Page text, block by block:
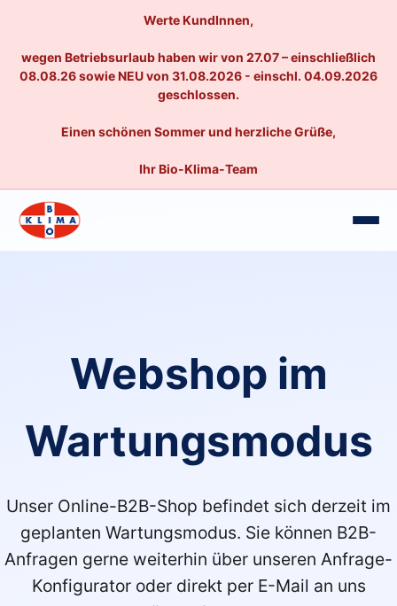
Werte KundInnen,
wegen Betriebsurlaub haben wir von 27.07 – einschließlich
08.08.26 sowie NEU von 31.08.2026 - einschl. 04.09.2026
geschlossen.
Einen schönen Sommer und herzliche Grüße,
Ihr Bio-Klima-Team
Webshop im
Wartungsmodus
Unser Online-B2B-Shop befindet sich derzeit im
geplanten Wartungsmodus. Sie können B2B-
Anfragen gerne weiterhin über unseren Anfrage-
Konfigurator oder direkt per E-Mail an uns